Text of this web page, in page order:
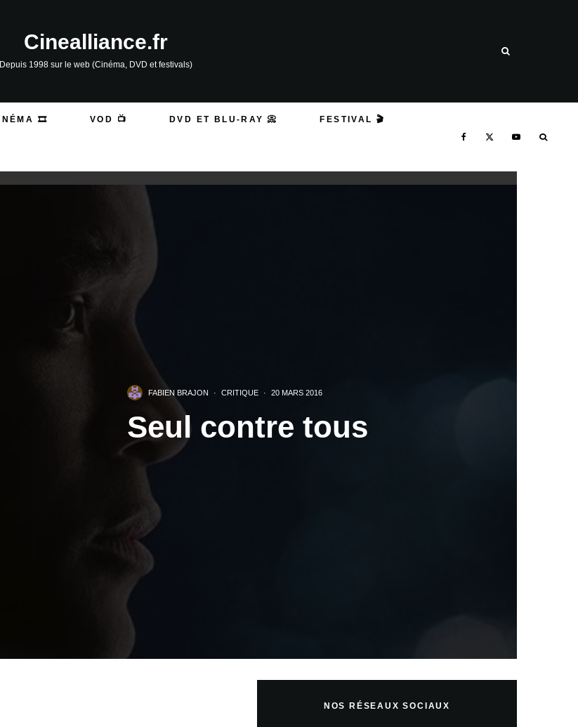
Cinealliance.fr
Depuis 1998 sur le web (Cinéma, DVD et festivals)
🎞️ VOD 📺 DVD ET BLU-RAY 📀 FESTIVAL 🎬
FABIEN BRAJON · CRITIQUE · 20 MARS 2016
Seul contre tous
NOS RÉSEAUX SOCIAUX